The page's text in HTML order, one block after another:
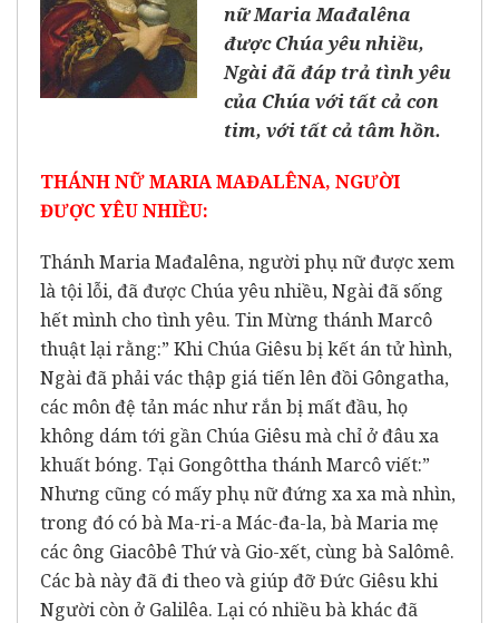
nữ Maria Mađalêna
được Chúa yêu nhiều,
Ngài đã đáp trả tình yêu
của Chúa với tất cả con
tim, với tất cả tâm hồn.
THÁNH NỮ MARIA MAĐALÊNA, NGƯỜI
ĐƯỢC YÊU NHIỀU:
Thánh Maria Mađalêna, người phụ nữ được xem
là tội lỗi, đã được Chúa yêu nhiều, Ngài đã sống
hết mình cho tình yêu. Tin Mừng thánh Marcô
thuật lại rằng:” Khi Chúa Giêsu bị kết án tử hình,
Ngài đã phải vác thập giá tiến lên đồi Gôngatha,
các môn đệ tản mác như rắn bị mất đầu, họ
không dám tới gần Chúa Giêsu mà chỉ ở đâu xa
khuất bóng. Tại Gongôttha thánh Marcô viết:”
Nhưng cũng có mấy phụ nữ đứng xa xa mà nhìn,
trong đó có bà Ma-ri-a Mác-đa-la, bà Maria mẹ
các ông Giacôbê Thứ và Gio-xết, cùng bà Salômê.
Các bà này đã đi theo và giúp đỡ Đức Giêsu khi
Người còn ở Galilêa. Lại có nhiều bà khác đã